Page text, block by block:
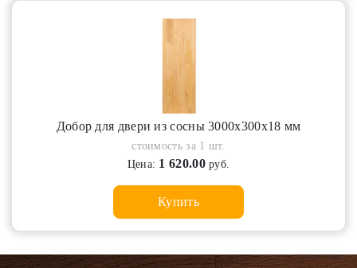
Добор для двери из сосны 3000х300х18 мм
стоимость за 1 шт.
Цена: 1 620.00руб.
Купить